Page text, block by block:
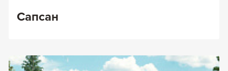
Сапсан